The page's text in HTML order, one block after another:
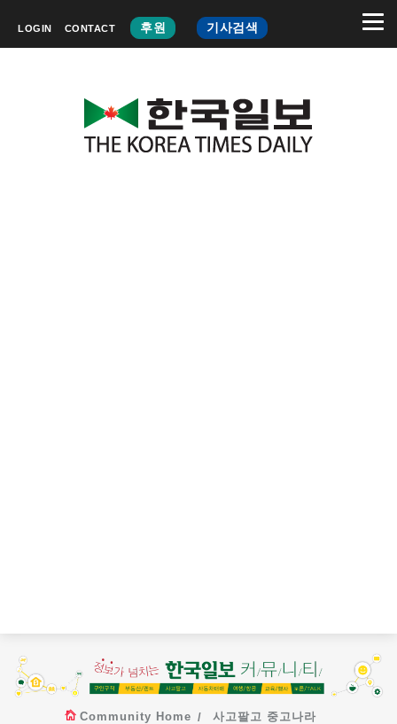
LOGIN CONTACT 후원 기사검색
Community Home 사고팔고 중고나라